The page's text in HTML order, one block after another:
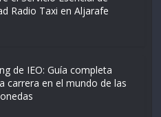
Radio Taxi en Aljarafe
de IEO: Guía completa
carrera en el mundo de las